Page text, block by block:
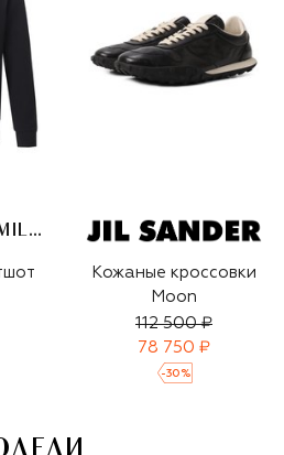
AERONAUTICA MILITARE
Кожаные кроссовки
Moon
112 500 ₽
78 750 ₽
-30 %